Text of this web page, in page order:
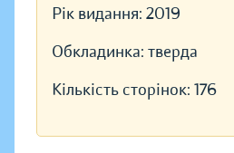
Рік видання: 2019
Обкладинка: тверда
Кількість сторінок: 176